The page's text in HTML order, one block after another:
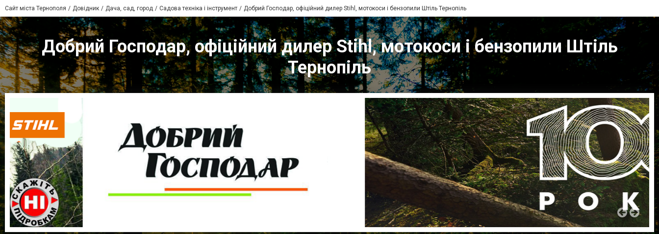
Сайт міста Тернополя Довідник Дача, сад, город Садова техніка і інструмент Добрий Господар, офіційний дилер Stihl, мотокоси і бензопили Штіль Тернопіль
Добрий Господар, офіційний дилер Stihl, мотокоси і бензопили Штіль
Тернопіль